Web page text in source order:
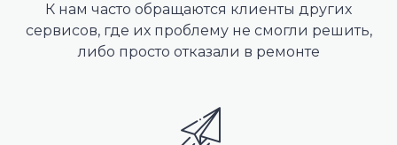
К нам часто обращаются клиенты других
сервисов, где их проблему не смогли решить,
либо просто отказали в ремонте